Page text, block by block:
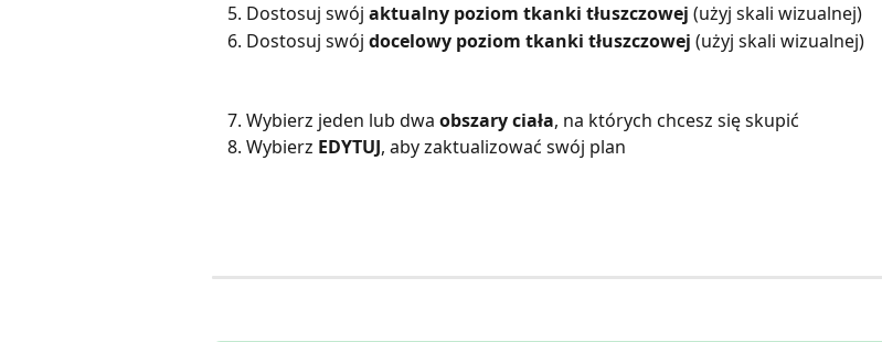
Dostosuj swój aktualny poziom tkanki tłuszczowej (użyj skali wizualnej)
Dostosuj swój docelowy poziom tkanki tłuszczowej (użyj skali wizualnej)
Wybierz jeden lub dwa obszary ciała, na których chcesz się skupić
Wybierz EDYTUJ, aby zaktualizować swój plan